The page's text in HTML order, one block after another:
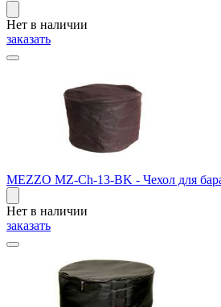
Нет в наличии
заказать
MEZZO MZ-Ch-13-BK - Чехол для
Нет в наличии
заказать